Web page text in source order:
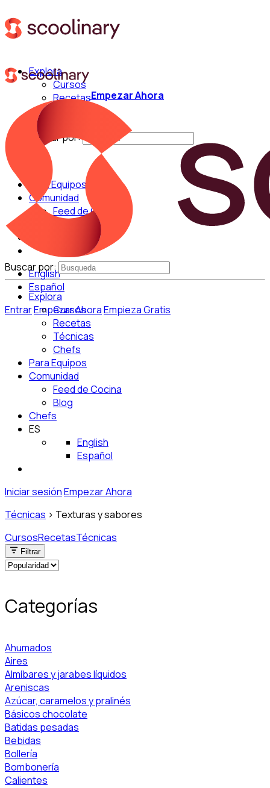
Explora
Cursos
Recetas
Buscar por:
Para Equipos
Comunidad
Feed de Cocina
English
Español
EntrarEmpezar AhoraEmpieza Gratis
Empezar Ahora
Buscar por:
Explora
Cursos
Recetas
Técnicas
Chefs
Para Equipos
Comunidad
Feed de Cocina
Blog
Chefs
ES
English
Español
Iniciar sesiónEmpezar Ahora
Técnicas > Texturas y sabores
CursosRecetasTécnicas
Filtrar
Categorías
Ahumados
Aires
Almíbares y jarabes líquidos
Areniscas
Azúcar, caramelos y pralinés
Básicos chocolate
Batidas pesadas
Bebidas
Bollería
Bombonería
Calientes